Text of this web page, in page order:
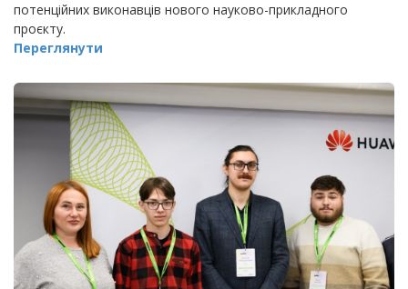
потенційних виконавців нового науково-прикладного
проєкту.
Переглянути